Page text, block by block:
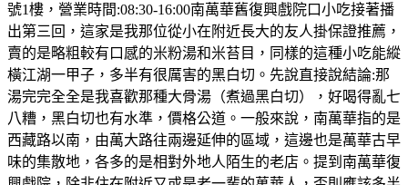
號1樓，營業時間:08:30-16:00南萬華舊復興戲院口小吃接著播
出第三回，這家是我那位從小在附近長大的友人掛保證推薦，
賣的是略粗較有口感的米粉湯和米苔目，同樣的這種小吃能縱
橫江湖一甲子，多半有很厲害的黑白切。先說直接說結論:那
湯完完全全是我喜歡那種大骨湯（煮過黑白切），好喝得亂七
八糟，黑白切也有水準，價格公道。一般來說，南萬華指的是
西藏路以南，由萬大路往兩邊延伸的區域，這邊也是萬華古早
味的集散地，各多的是相對外地人陌生的老店。提到南萬華復